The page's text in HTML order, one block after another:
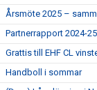
Årsmöte 2025 –
Partnerrapport 2024-25
Grattis till EHF CL
Handboll i sommar